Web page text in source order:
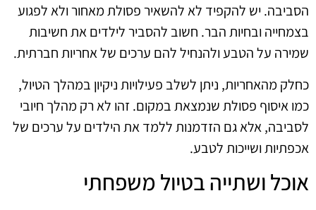
הסביבה. יש להקפיד לא להשאיר פסולת מאחור ולא לפגוע
בצמחייה ובחיות הבר. חשוב להסביר לילדים את חשיבות
שמירה על הטבע ולהנחיל להם ערכים של אחריות חברתית.
כחלק מהאחריות, ניתן לשלב פעילויות ניקיון במהלך הטיול,
כמו איסוף פסולת שנמצאת במקום. זהו לא רק מהלך חיובי
לסביבה, אלא גם הזדמנות ללמד את הילדים על ערכים של
אכפתיות ושייכות לטבע.
אוכל ושתייה בטיול משפחתי